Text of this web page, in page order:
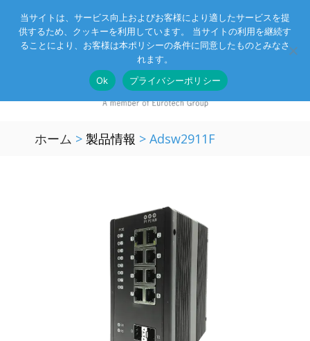
Eurotechグループ お客様サポート お問い合わせ
ホーム > 製品情報 > Adsw2911F
当サイトは、サービス向上およびお客様により適したサービスを提
供するため、クッキーを利用しています。 当サイトの利用を継続す
ることにより、お客様は本ポリシーの条件に同意したものとみなさ
れます。
Ok
プライバシーポリシー